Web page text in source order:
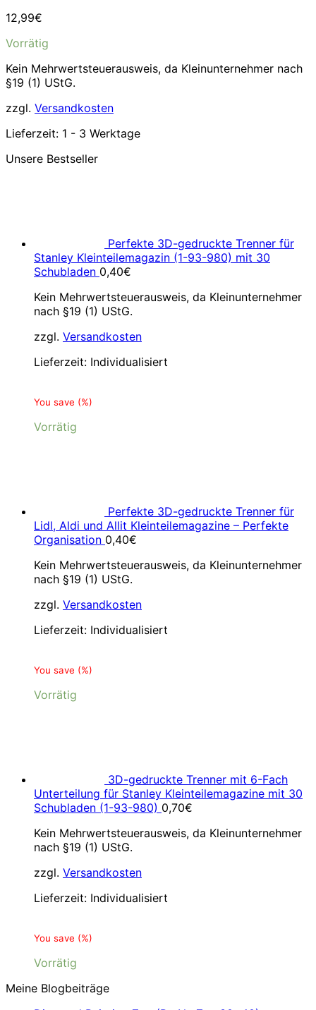
12,99€
Vorrätig
Kein Mehrwertsteuerausweis, da Kleinunternehmer nach
§19 (1) UStG.
zzgl. Versandkosten
Lieferzeit: 1 - 3 Werktage
Unsere Bestseller
Perfekte 3D-gedruckte Trenner für
Stanley Kleinteilemagazin (1-93-980) mit 30
Schubladen 0,40€
Kein Mehrwertsteuerausweis, da Kleinunternehmer
nach §19 (1) UStG.
zzgl. Versandkosten
Lieferzeit: Individualisiert
You save (%)
Vorrätig
Perfekte 3D-gedruckte Trenner für
Lidl, Aldi und Allit Kleinteilemagazine – Perfekte
Organisation 0,40€
Kein Mehrwertsteuerausweis, da Kleinunternehmer
nach §19 (1) UStG.
zzgl. Versandkosten
Lieferzeit: Individualisiert
You save (%)
Vorrätig
3D-gedruckte Trenner mit 6-Fach
Unterteilung für Stanley Kleinteilemagazine mit 30
Schubladen (1-93-980) 0,70€
Kein Mehrwertsteuerausweis, da Kleinunternehmer
nach §19 (1) UStG.
zzgl. Versandkosten
Lieferzeit: Individualisiert
You save (%)
Vorrätig
Meine Blogbeiträge